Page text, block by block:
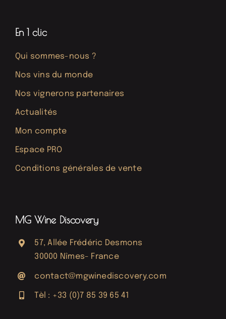
En 1 clic
Qui sommes-nous ?
Nos vins du monde
Nos vignerons partenaires
Actualités
Mon compte
Espace PRO
Conditions générales de vente
MG Wine Discovery
57, Allée Frédéric Desmons
30000 Nîmes- France
contact@mgwinediscovery.com
Tèl : +33 (0)7 85 39 65 41